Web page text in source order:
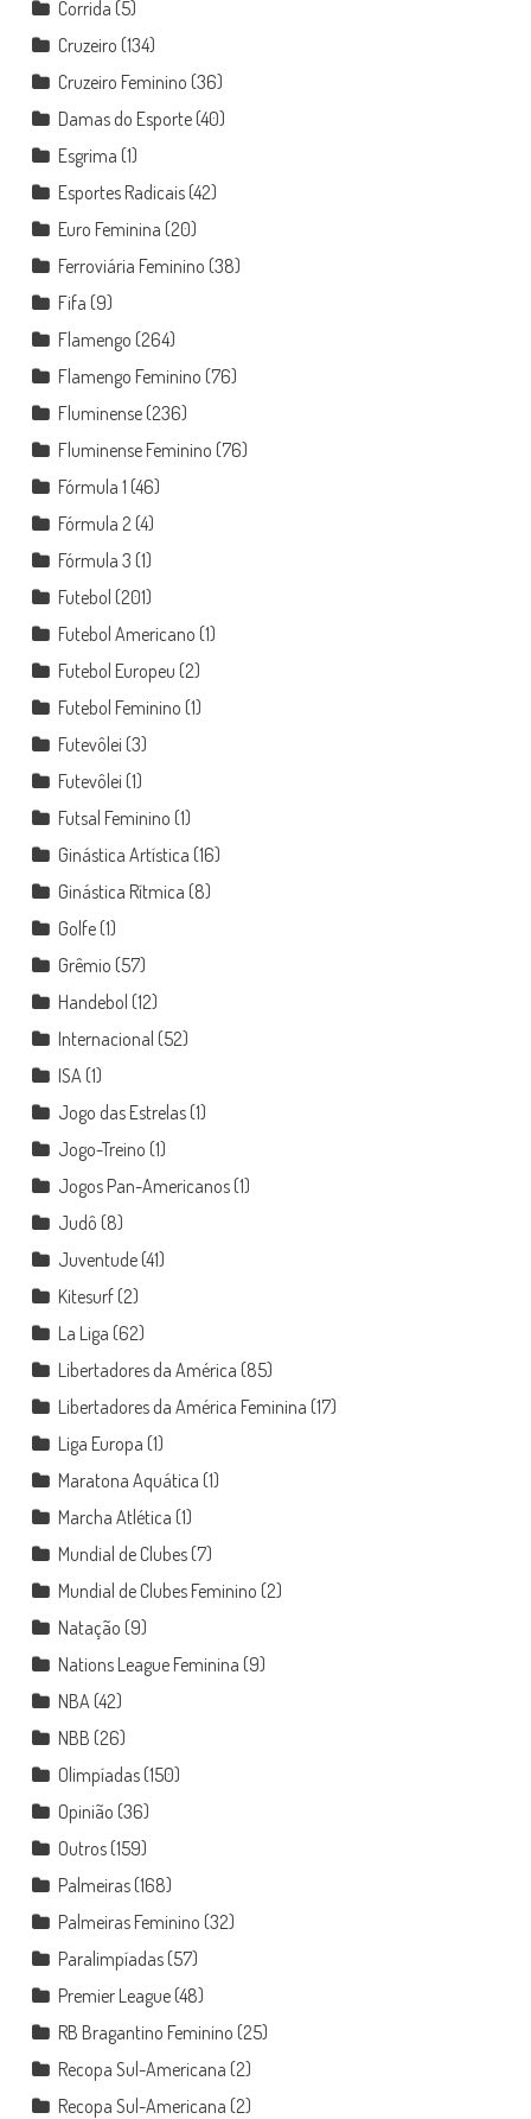
Corrida (5)
Cruzeiro (134)
Cruzeiro Feminino (36)
Damas do Esporte(40)
Esgrima (1)
Esportes Radicais(42)
Euro Feminina (20)
Ferroviária Feminino (38)
Fifa (9)
Flamengo (264)
Flamengo Feminino (76)
Fluminense(236)
Fluminense Feminino (76)
Fórmula 1 (46)
Fórmula 2 (4)
Fórmula 3 (1)
Futebol (201)
Futebol Americano (1)
Futebol Europeu (2)
Futebol Feminino (1)
Futevôlei (3)
Futevôlei (1)
Futsal Feminino (1)
Ginástica Artística (16)
Ginástica Rítmica (8)
Golfe(1)
Grêmio (57)
Handebol (12)
Internacional (52)
ISA (1)
Jogo das Estrelas(1)
Jogo-Treino (1)
Jogos Pan-Americanos(1)
Judô (8)
Juventude(41)
Kitesurf(2)
La Liga (62)
Libertadores da América (85)
Libertadores da América Feminina (17)
Liga Europa (1)
Maratona Aquática (1)
Marcha Atlética (1)
Mundial de Clubes(7)
Mundial de Clubes Feminino (2)
Natação (9)
Nations League Feminina (9)
NBA (42)
NBB (26)
Olimpíadas(150)
Opinião (36)
Outros(159)
Palmeiras(168)
Palmeiras Feminino (32)
Paralimpíadas(57)
Premier League(48)
RB Bragantino Feminino (25)
Recopa Sul-Americana (2)
Recopa Sul-Americana (2)